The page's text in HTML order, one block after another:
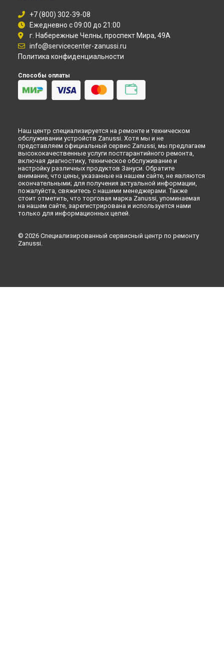
Замена термостата холодильника Zanussi в
Замена термостата холодильника Zanussi в
+7 (800) 302-39-08
Ежедневно с 09:00 до 21:00
г. Набережные Челны, проспект Мира, 49А
info@servicecenter-zanussi.ru
Политика конфиденциальности
Способы оплаты
Наш центр специализируется на ремонте и техническом
обслуживании устройств Zanussi. Хотя мы и не
представляем официальный сервис Zanussi, мы предлагаем
высококачественные услуги постгарантийного ремонта,
включая диагностику, техническое обслуживание и
настройку различных продуктов Зануси. Обратите
внимание, что цены, указанные на нашем сайте, не являются
окончательными; для получения актуальной информации,
пожалуйста, свяжитесь с нашими менеджерами. Также
стоит отметить, что торговая марка Zanussi, упоминаемая
на нашем сайте, зарегистрирована и используется нами
только для информационных целей.
© 2026 Специализированный сервисный центр по ремонту
Zanussi.